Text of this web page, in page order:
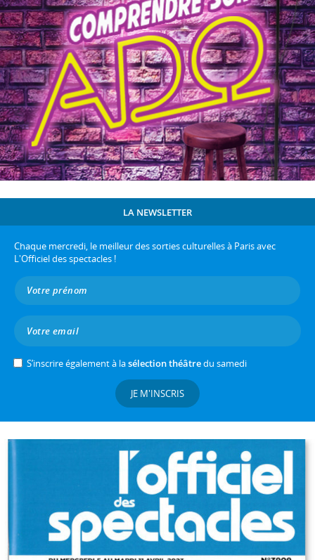
LA NEWSLETTER
Chaque mercredi, le meilleur des sorties culturelles à Paris avec
L'Officiel des spectacles !
S’inscrire également à lasélection théâtredu samedi
JE M'INSCRIS